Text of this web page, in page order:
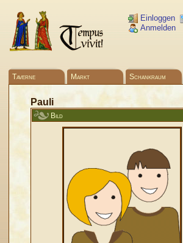
Einloggen
Anmelden
Taverne Markt Schankraum
Pauli
Bild